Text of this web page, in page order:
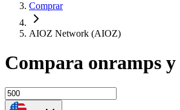
Comprar
AIOZ Network (AIOZ)
Compara onramps